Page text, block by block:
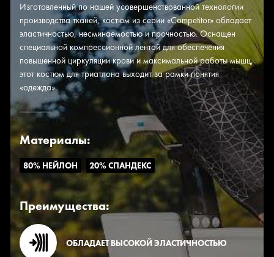
Изготовленный по нашей усовершенствованной технологии
производства тканей, костюм из серии «Competitor» обладает
эластичностью, несминаемостью и прочностью. Оснащен
специальной компрессионной лентой для обеспечения
повышенной циркуляции крови и максимальной работы мышц,
этот костюм для триатлона выходит за рамки понятия
«одежда».
Материалы:
80% НЕЙЛОН 20% СПАНДЕКС
Преимущества:
ОБЛАДАЕТ ВЫСОКОЙ ЭЛАСТИЧНОСТЬЮ